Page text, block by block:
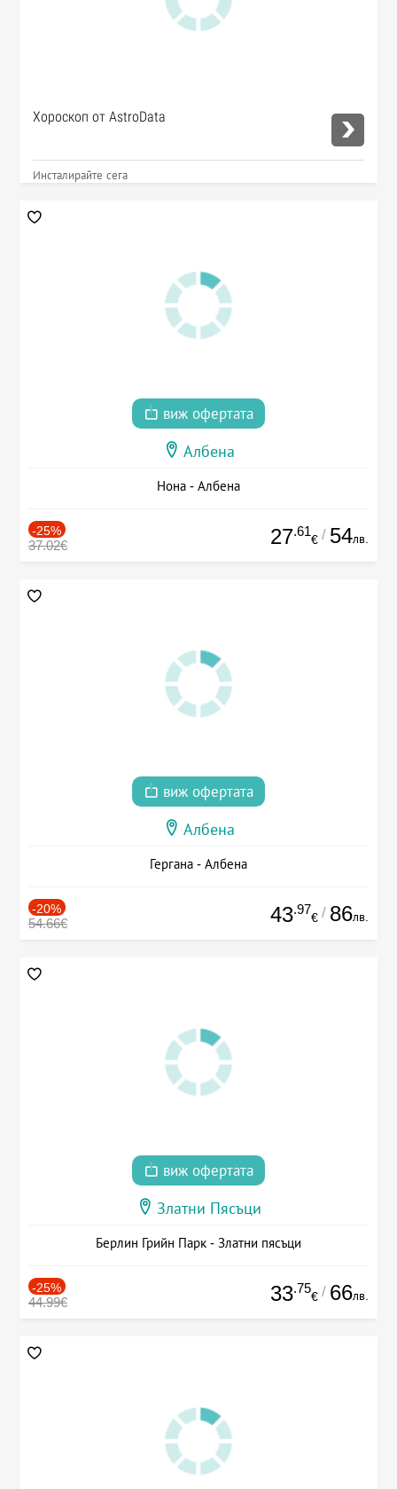
Хороскоп от AstroData
Инсталирайте сега
виж офертата
Албена
Нона - Албена
-25%
37.02€ 27.61
€ / 54лв.
виж офертата
Албена
Гергана - Албена
-20%
54.66€ 43.97
€ / 86лв.
виж офертата
Златни Пясъци
Берлин Грийн Парк - Златни пясъци
-25%
44.99€ 33.75
€ / 66лв.